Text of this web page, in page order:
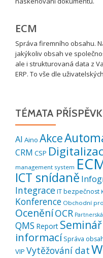
ECM
Správa firemního obsahu.
jakýkoliv obsah ve
ale i strukturovaná data z
ERP. To vše dle
TÉMATA
AI Aino Akce
CRM CSP
management system
ICT snídaně
IntegraceIT bezpečnost
Konference Obchodní
OceněníOCR
QMS Report Seminář
informací Správa
VIP Vytěžování dat